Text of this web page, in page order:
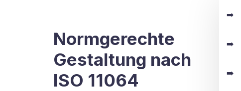
Normgerechte
Gestaltung nach
ISO 11064